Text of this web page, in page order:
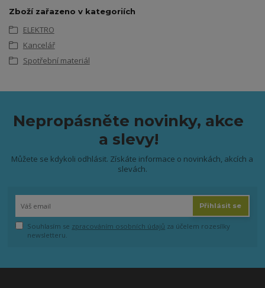
Zboží zařazeno v kategoriích
ELEKTRO
Kancelář
Spotřební materiál
Nepropásněte novinky, akce
a slevy!
Můžete se kdykoli odhlásit. Získáte informace o novinkách, akcích a
slevách.
Přihlásit se
Souhlasím se zpracováním osobních údajů za účelem rozesílky
newsletteru.